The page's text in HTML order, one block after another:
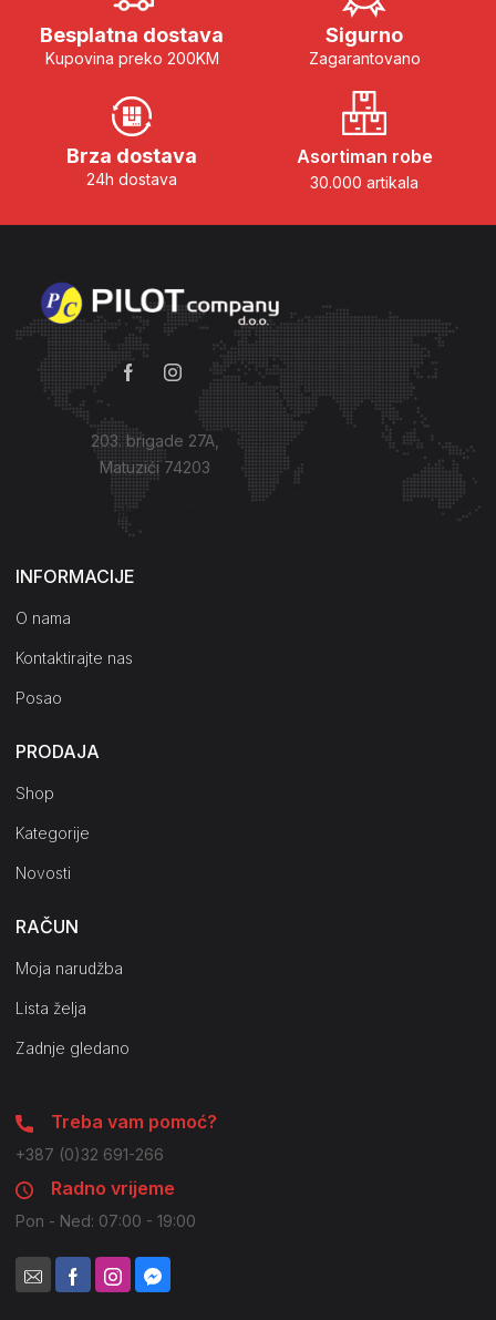
Besplatna dostava
Kupovina preko 200KM
Sigurno
Zagarantovano
Brza dostava
24h dostava
Asortiman robe
30.000 artikala
203. brigade 27A,
Matuzići 74203
Kako do nas?
INFORMACIJE
O nama
Kontaktirajte nas
Posao
PRODAJA
Shop
Kategorije
Novosti
RAČUN
Moja narudžba
Lista želja
Zadnje gledano
Treba vam pomoć?
+387 (0)32 691-266
Radno vrijeme
Pon - Ned: 07:00 - 19:00